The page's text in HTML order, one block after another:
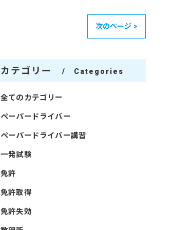
次のページ >
カテゴリー Categories
全てのカテゴリー
ペーパードライバー
ペーパードライバー講習
一発試験
免許
免許取得
免許失効